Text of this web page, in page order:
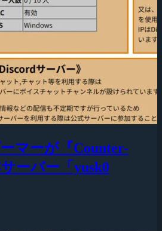
マーが『Counter-
ーバー「yusk0